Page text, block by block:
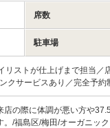
席数
駐車場
リストが仕上げまで担当／
クサービスあり／完全予約
の際に体調が悪い方や
/福島区/梅田/オーガニッ